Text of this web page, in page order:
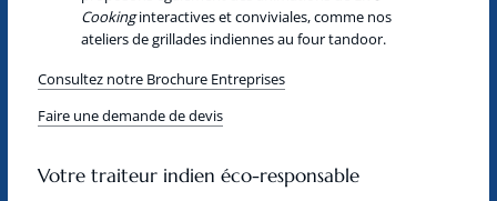
Cookinginteractives et conviviales, comme nos
ateliers de grillades indiennes au four tandoor.
Consultez notre Brochure Entreprises
Faire une demande de devis
Votre traiteur indien éco-responsable